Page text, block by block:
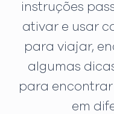
instruções
ativar e usar
para viajar,
algumas
para encontrar
em